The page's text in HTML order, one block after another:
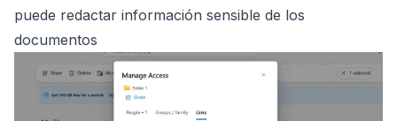
puede redactar información sensible de los
documentos